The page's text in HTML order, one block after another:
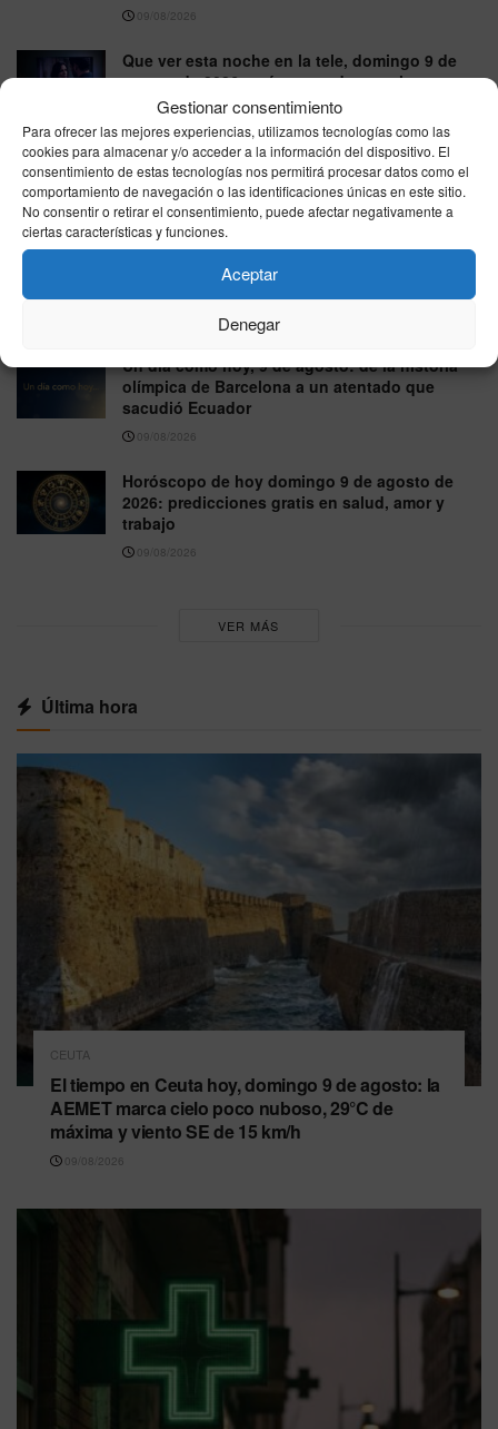
Gestionar consentimiento
Para ofrecer las mejores experiencias, utilizamos tecnologías como las
cookies para almacenar y/o acceder a la información del dispositivo. El
consentimiento de estas tecnologías nos permitirá procesar datos como el
comportamiento de navegación o las identificaciones únicas en este sitio.
No consentir o retirar el consentimiento, puede afectar negativamente a
ciertas características y funciones.
Aceptar
Denegar
09/08/2026
Que ver esta noche en la tele, domingo 9 de
agosto de 2026: guía por cadenas y lo
imprescindible
09/08/2026
Curiosidades del idioma español: origen de
palabras, sonidos y reglas que sorprenderán
09/08/2026
Animales con habilidades extraordinarias:
Un día como hoy, 9 de agosto: de la historia
olímpica de Barcelona a un atentado que
sacudió Ecuador
09/08/2026
Horóscopo de hoy domingo 9 de agosto de
2026: predicciones gratis en salud, amor y
trabajo
09/08/2026
VER MÁS
Última hora
CEUTA
El tiempo en Ceuta hoy, domingo 9 de agosto: la
AEMET marca cielo poco nuboso, 29°C de
máxima y viento SE de 15 km/h
09/08/2026